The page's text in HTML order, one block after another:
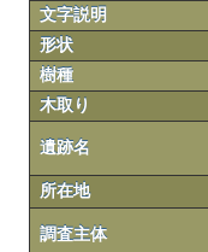
文字説明
形状
樹種
木取り
遺跡名
所在地
調査主体